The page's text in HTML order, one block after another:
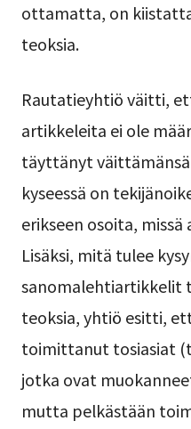
ottamatta, on
teoksia.
Rautatieyhtiö väitti,
artikkeleita ei ole
täyttänyt
kyseessä on
erikseen osoita, missä
Lisäksi, mitä tulee
sanomalehtiartikkelit
teoksia, yhtiö esitti,
toimittanut tosiasiat
jotka ovat
mutta pelkästään